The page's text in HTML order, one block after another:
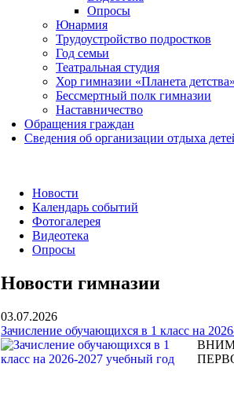
Опросы
Юнармия
Трудоустройство подростков
Год семьи
Театральная студия
Хор гимназии «Планета детства»
Бессмертный полк гимназии
Наставничество
Обращения граждан
Сведения об организации отдыха
Новости
Календарь событий
Фотогалерея
Видеотека
Опросы
Новости гимназии
03.07.2026
Зачисление обучающихся в 1 класс на